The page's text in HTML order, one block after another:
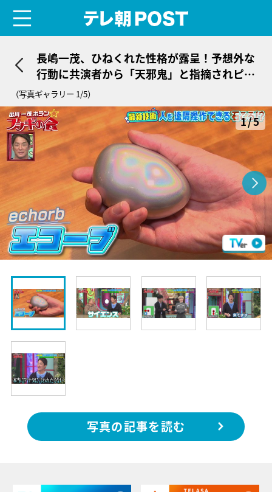
長嶋一茂、ひねくれた性格が露呈！予想外な
行動に共演者から「天邪鬼」と指摘されピリ
ピリムード
（写真ギャラリー 1/5）
1/5
写真の記事を読む